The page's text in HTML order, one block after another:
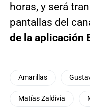
horas, y será
pantallas del
de la aplicación
Amarillas
Matías Zaldivia